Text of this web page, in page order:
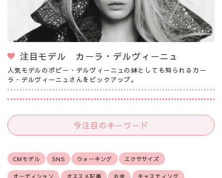
注目モデル カーラ・デルヴィーニュ
人気モデルのポピー・デルヴィーニュの妹としても知られるカー
ラ・デルヴィーニュさんをピックアップ。
今注目のキーワード
CMモデル SNS ウォーキング エクササイズ
オーディション オススメ記事 お金 キャスティング